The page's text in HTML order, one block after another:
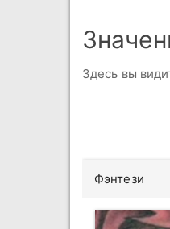
Здесь вы
Фэнтези